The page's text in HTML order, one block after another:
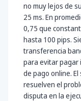
no muy lejos de
25 ms. En
0,75 que
hasta 100 pips.
transferencia
para evitar pagar
de pago online.
resuelven el
disputa en la